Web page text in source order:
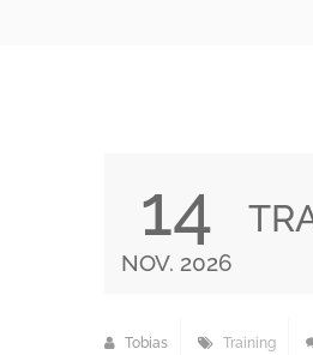
14
NOV. 2026
Tobias Training